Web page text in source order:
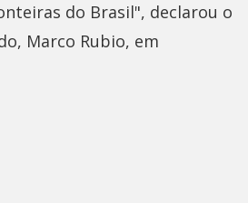
do Brasil", declarou o
Marco Rubio, em